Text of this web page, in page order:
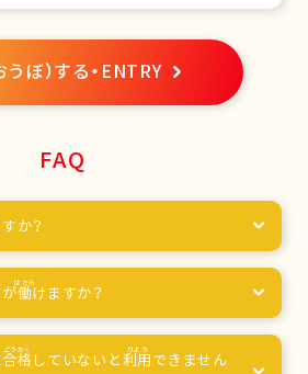
うぼ）する・ENTRY
FAQ
か？
働けますか？
合格 していないと利用 できません